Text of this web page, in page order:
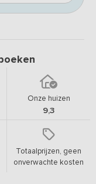
Onze huizen
9,3
Totaalprijzen, geen
onverwachte kosten